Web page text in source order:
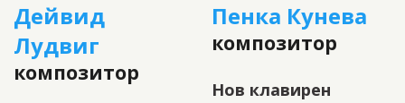
Дейвид
Лудвиг
композитор
Пенка Кунева
композитор
Нов клавирен